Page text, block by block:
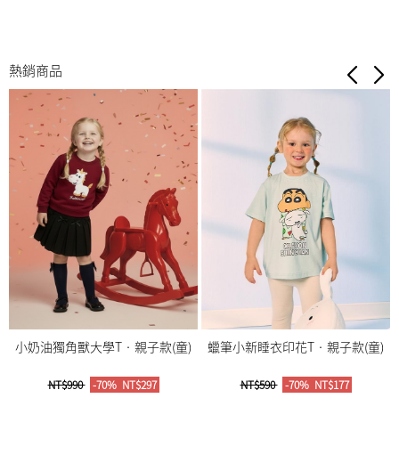
熱銷商品
小奶油獨角獸大學T‧親子款(童)
NT$990 -70% NT$297
蠟筆小新睡衣印花T‧親子款(童)
NT$590 -70% NT$177